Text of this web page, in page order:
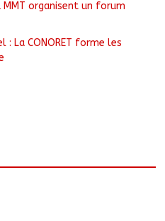
MMT organisent un forum
: La CONORET forme les